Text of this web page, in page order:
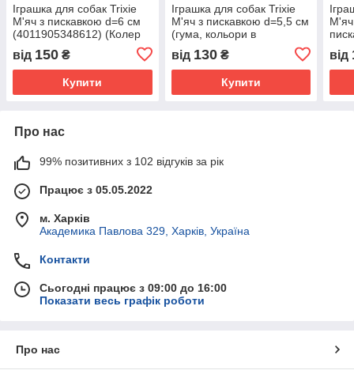
Іграшка для собак Trixie
М'яч з пискавкою d=6 см
(4011905348612) (Колер
від 150 ₴
Купити
Іграшка для собак Trixie
М'яч з пискавкою d=5,5 см
(гума, кольори в
(4011905348438)
від 130₴
Купити
М'яч
від
Про нас
99% позитивних з 102 відгуків за рік
Працює з 05.05.2022
м. Харків
Академика Павлова 329, Харків, Україна
Контакти
Сьогодні працює з 09:00 до 16:00
Показати весь графік роботи
Про нас